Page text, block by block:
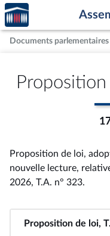
Aller au contenu
Aller en bas de la page
Accèder
à la
page
d'accueil
Documents parlementaires
Proposition de loi,
nouvelle lecture,
2026, T.A. n° 323.
Proposition de loi,
<b>Proposition de